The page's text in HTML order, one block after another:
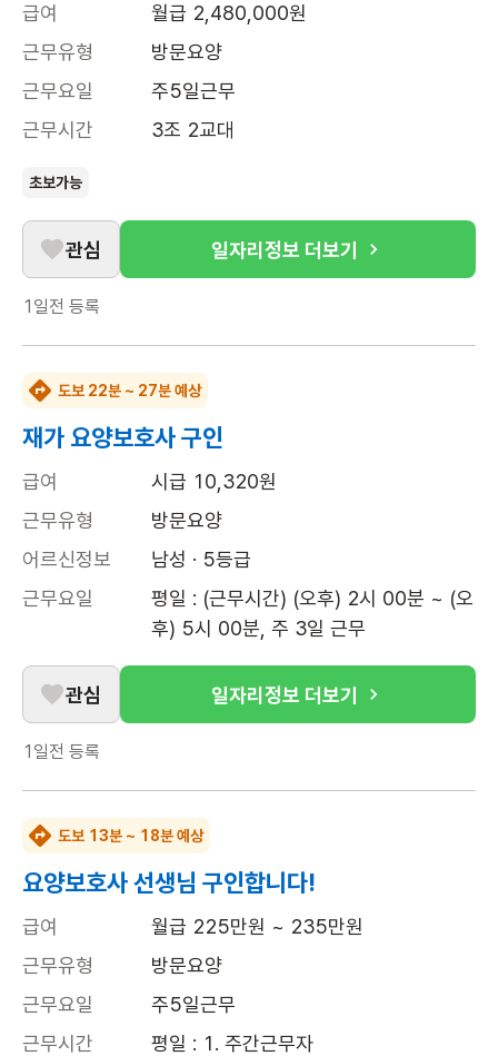
급여
월급 2,480,000원
근무유형
방문요양
근무요일
주5일근무
근무시간
3조 2교대
초보가능
관심 일자리정보 더보기
1일전 등록
도보 22분 ~ 27분 예상
재가 요양보호사 구인
급여
시급 10,320원
근무유형
방문요양
어르신정보
남성 · 5등급
근무요일
평일 : (근무시간) (오후) 2시 00분 ~ (오
후) 5시 00분, 주 3일 근무
관심 일자리정보 더보기
1일전 등록
도보 13분 ~ 18분 예상
요양보호사 선생님 구인합니다!
급여
월급 225만원 ~ 235만원
근무유형
방문요양
근무요일
주5일근무
근무시간
평일 : 1. 주간근무자